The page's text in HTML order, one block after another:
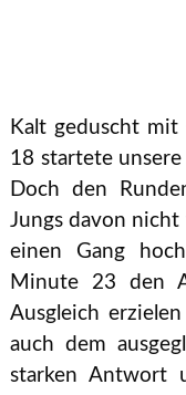
Kalt geduscht
18 startete
Doch den
Jungs davon nicht
einen Gang
Minute 23 den
Ausgleich
auch dem
starken Antwort